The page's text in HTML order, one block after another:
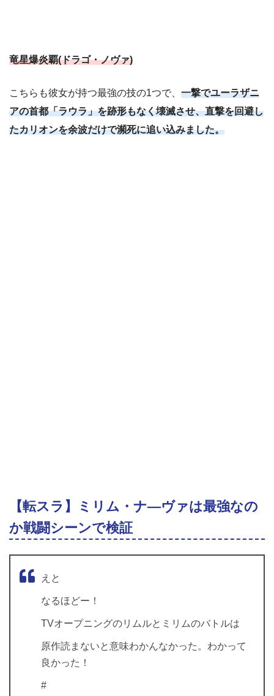
竜星爆炎覇(ドラゴ・ノヴァ)
こちらも彼女が持つ最強の技の1つで、 一撃でユーラザニ
アの首都「ラウラ」を跡形もなく壊滅させ、直撃を回避し
たカリオンを余波だけで瀕死に追い込みました。
【転スラ】ミリム・ナ―ヴァは最強なの
か戦闘シーンで検証
えと
なるほどー！
TVオープニングのリムルとミリムのバトルは
原作読まないと意味わかんなかった。わかって
良かった！
#